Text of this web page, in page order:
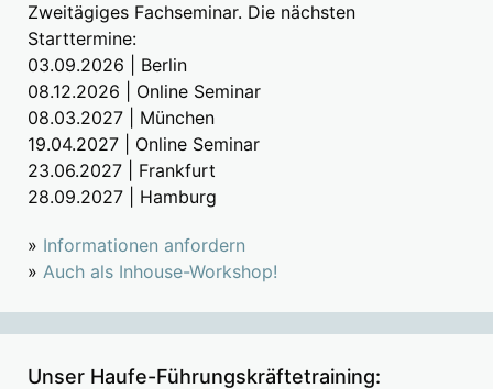
Zweitägiges Fachseminar. Die nächsten
Starttermine:
03.09.2026 | Berlin
08.12.2026 | Online Seminar
08.03.2027 | München
19.04.2027 | Online Seminar
23.06.2027 | Frankfurt
28.09.2027 | Hamburg
» Informationen anfordern
» Auch als Inhouse-Workshop!
Unser Haufe-Führungskräftetraining: